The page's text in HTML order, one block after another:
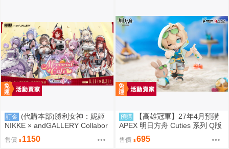
訂金 (代購本部)勝利女神：妮姬
NIKKE × andGALLERY Collabor
ation Café season4 期間數量限
定合作物販 8.27結單
售價 1150
預購
【高雄冠軍】27年4月預購
APEX 明日方舟 Cuties 系列 Q版
龍舌蘭 免訂金1002
售價 695